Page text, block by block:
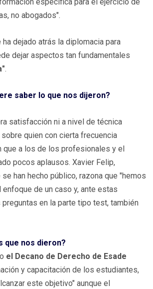
específica para el ejercicio de
no abogados".
dejado atrás la diplomacia para
dejar aspectos tan fundamentales
.
saber lo que nos dijeron?
satisfacción ni a nivel de técnica
sobre quien con cierta frecuencia
a los de los profesionales y el
pocos aplausos. Xavier Felip,
han hecho público, razona que "hemos
enfoque de un caso y, ante estas
en la parte tipo test, también
que nos dieron?
el Decano de Derecho de Esade
y capacitación de los estudiantes,
este objetivo" aunque el